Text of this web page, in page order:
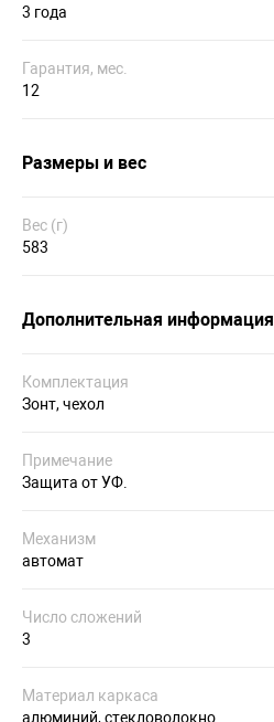
3 года
Гарантия, мес.
12
Размеры и вес
Вес (г)
583
Дополнительная информация
Комплектация
Зонт, чехол
Примечание
Защита от УФ.
Механизм
автомат
Число сложений
3
Материал каркаса
алюминий, стекловолокно